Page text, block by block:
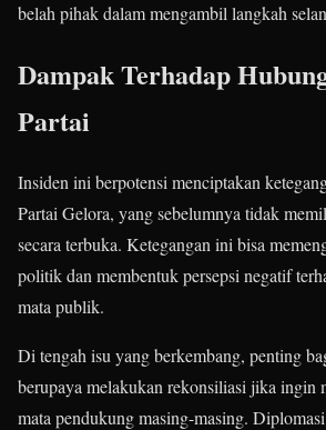
belah pihak dalam mengambil langkah
Dampak Terhadap
Partai
Insiden ini berpotensi menciptakan
Partai Gelora, yang sebelumnya tidak
secara terbuka. Ketegangan ini bisa
politik dan membentuk persepsi negatif
mata publik.
Di tengah isu yang berkembang, penting
berupaya melakukan rekonsiliasi jika ingin
mata pendukung masing-masing.